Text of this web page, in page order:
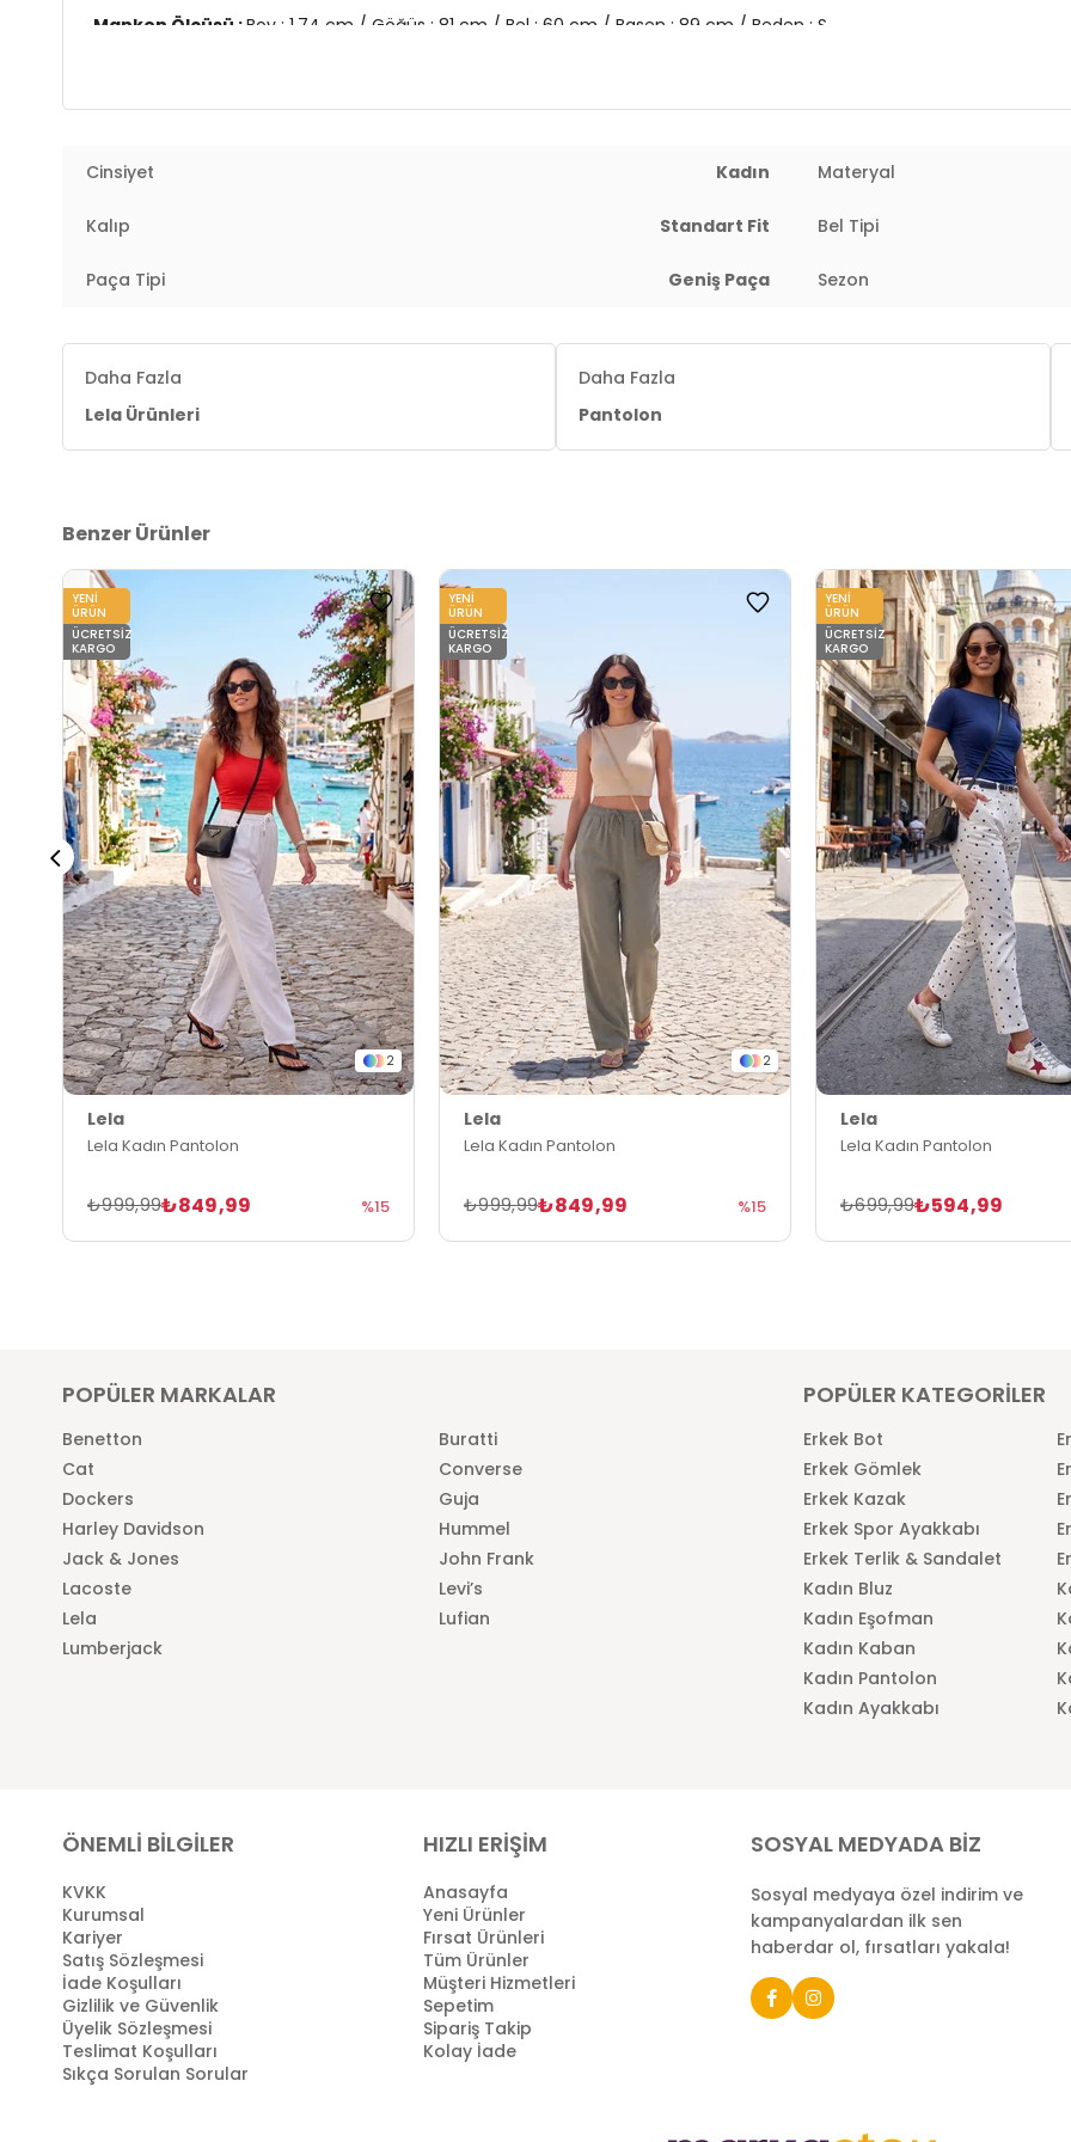
Manken Ölçüsü :Boy : 1.74 cm / Göğüs : 81 cm / Bel : 60 cm / Basen : 89 cm / Beden : S
2DY5865681.61
Cinsiyet Kadın Materyal
Kalıp Standart Fit Bel Tipi
Paça Tipi Geniş Paça Sezon
Daha Fazla
Lela Ürünleri
Daha Fazla
Pantolon
Benzer Ürünler
2
Lela
Lela Kadın Pantolon
₺849,99
₺999,99 %15
YENI
ÜRÜN
ÜCRETSIZ
KARGO
2
Lela
Lela Kadın Pantolon
₺849,99
₺999,99 %15
YENI
ÜRÜN
ÜCRETSIZ
KARGO
Lela
Lela Kadın Pantolon
₺594,99
₺699,99
YENI
ÜRÜN
ÜCRETSIZ
KARGO
POPÜLER MARKALAR
Benetton
Buratti
Cat
Converse
Dockers
Guja
Harley Davidson
Hummel
Jack & Jones
John Frank
Lacoste
Levi’s
Lela
Lufian
Lumberjack
POPÜLER KATEGORİLER
Erkek Bot
Erkek Gömlek
Erkek Kazak
Erkek Spor Ayakkabı
Erkek Terlik & Sandalet
Kadın Bluz
Kadın Eşofman
Kadın Kaban
Kadın Pantolon
Kadın Ayakkabı
ÖNEMLİ BİLGİLER
KVKK
Kurumsal
Kariyer
Satış Sözleşmesi
İade Koşulları
Gizlilik ve Güvenlik
Üyelik Sözleşmesi
Teslimat Koşulları
Sıkça Sorulan Sorular
HIZLI ERİŞİM
Anasayfa
Yeni Ürünler
Fırsat Ürünleri
Tüm Ürünler
Müşteri Hizmetleri
Sepetim
Sipariş Takip
Kolay İade
SOSYAL MEDYADA BİZ
Sosyal medyaya özel indirim ve
kampanyalardan ilk sen
haberdar ol, fırsatları yakala!